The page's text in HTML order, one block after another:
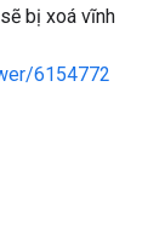
bị xoá vĩnh
6154772